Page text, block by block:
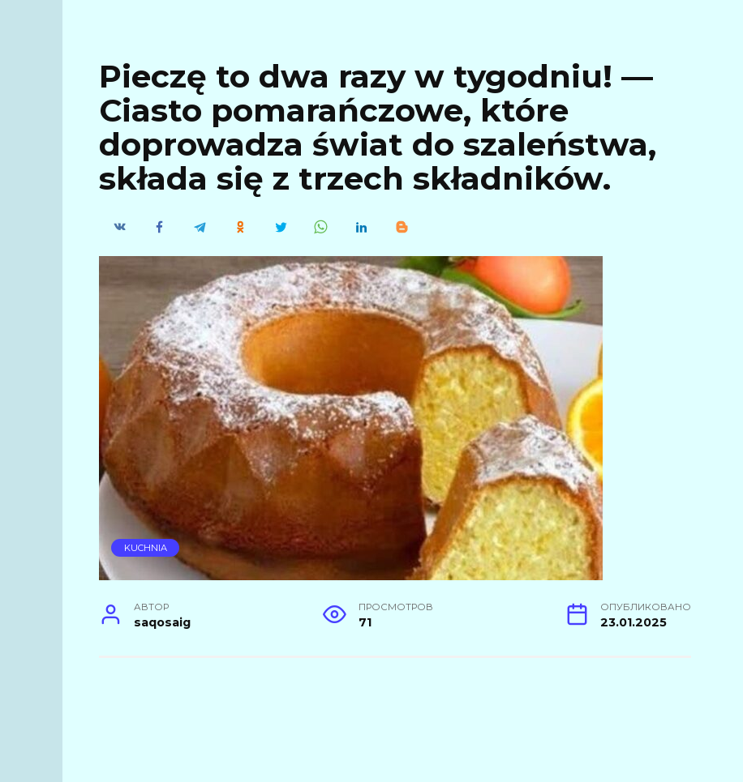
Pieczę to dwa razy w tygodniu! —
Ciasto pomarańczowe, które
doprowadza świat do szaleństwa,
składa się z trzech składników.
KUCHNIA
АВТОР
saqosaig
ПРОСМОТРОВ
71
ОПУБЛИКОВАНО
23.01.2025